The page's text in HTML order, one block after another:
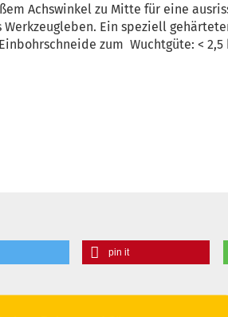
Achswinkel zu Mitte für eine
Werkzeugleben. Ein speziell
zum Wuchtgüte: <
pin it